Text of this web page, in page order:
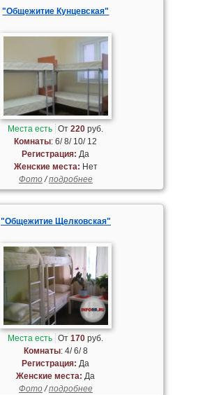
"Общежитие Кунцевская"
Места есть От220 руб.
Комнаты: 6/ 8/ 10/ 12
Регистрация: Да
Женские места: Нет
Фото/подробнее
"Общежитие Щелковская"
Места есть От170 руб.
Комнаты: 4/ 6/ 8
Регистрация: Да
Женские места: Да
Фото/подробнее